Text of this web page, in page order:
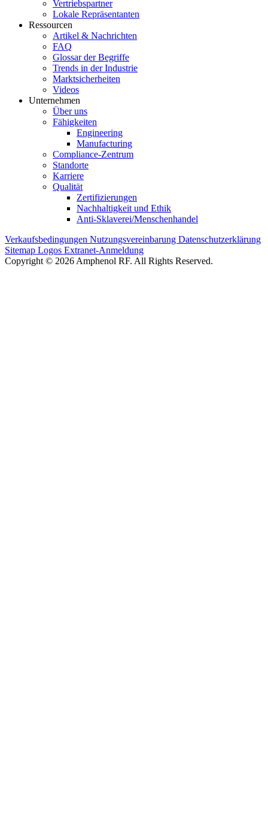
Vertriebspartner
Lokale Repräsentanten
Ressourcen
Artikel & Nachrichten
FAQ
Glossar der Begriffe
Trends in der Industrie
Marktsicherheiten
Videos
Unternehmen
Über uns
Fähigkeiten
Engineering
Manufacturing
Compliance-Zentrum
Standorte
Karriere
Qualität
Zertifizierungen
Nachhaltigkeit und Ethik
Anti-Sklaverei/Menschenhandel
Verkaufsbedingungen Nutzungsvereinbarung Datenschutzerklärung
Sitemap Logos Extranet-Anmeldung
Copyright © 2026 Amphenol RF. All Rights Reserved.